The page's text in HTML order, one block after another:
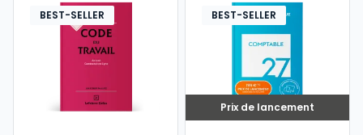
BEST-SELLER
Prix de lancement
BEST-SELLER